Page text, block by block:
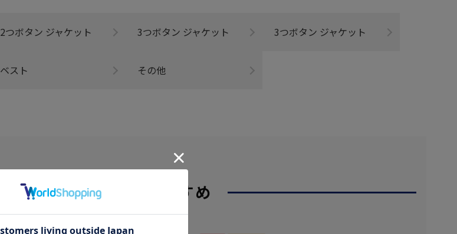
2つボタン ジャケット 3つボタン ジャケット 3つボタン ジャケット
ベスト その他
あなたへのおすすめ
RECOMMEND ITEM